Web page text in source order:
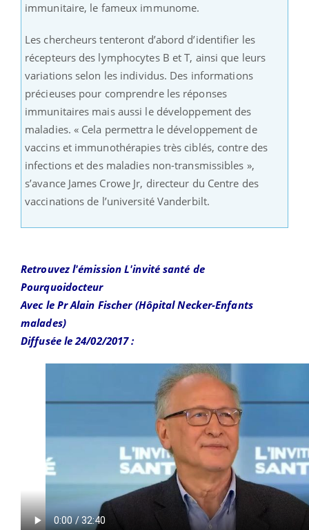
immunitaire, le fameux immunome.
Les chercheurs tenteront d’abord d’identifier les
récepteurs des lymphocytes B et T, ainsi que leurs
variations selon les individus. Des informations
précieuses pour comprendre les réponses
immunitaires mais aussi le développement des
maladies. « Cela permettra le développement de
vaccins et immunothérapies très ciblés, contre des
infections et des maladies non-transmissibles »,
s’avance James Crowe Jr, directeur du Centre des
vaccinations de l’université Vanderbilt.
Retrouvez l'émission L'invité santé de
Pourquoidocteur
Avec le Pr Alain Fischer (Hôpital Necker-Enfants
malades)
Diffusée le 24/02/2017 :